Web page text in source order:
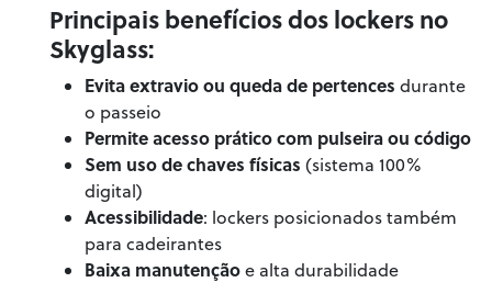
Principais benefícios dos lockers no
Skyglass:
Evita extravio ou queda de pertences durante
o passeio
Permite acesso prático com pulseira ou código
Sem uso de chaves físicas (sistema 100%
digital)
Acessibilidade: lockers posicionados também
para cadeirantes
Baixa manutençãoe alta durabilidade